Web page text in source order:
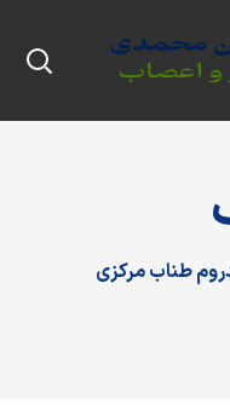
طناب مرکزی